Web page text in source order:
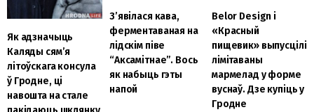
Як адзначыць
Каляды сям’я
літоўскага консула
ў Гродне, ці
навошта на стале
З’явілася кава,
ферментаваная на
лідскім піве
“Аксамітнае”. Вось
як набыць гэты
напой
Belor Design і
«Красный
пищевик» выпусцілі
лімітаваны
мармелад у форме
вуснаў. Дзе купіць у
Гродне